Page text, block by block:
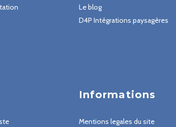
Le blog
D4P Intégrations paysagères
Informations
Mentions legales du site